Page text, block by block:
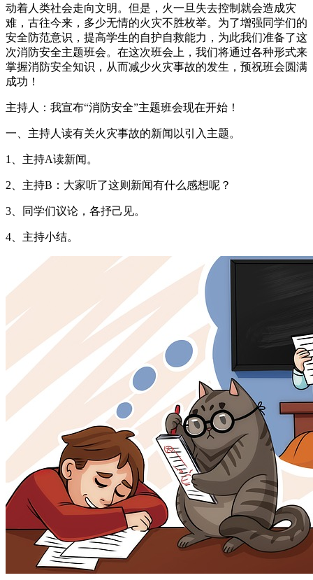
动着人类社会走向文明。但是，火一旦失去控制就会造成灾
难，古往今来，多少无情的火灾不胜枚举。为了增强同学们的
安全防范意识，提高学生的自护自救能力，为此我们准备了这
次消防安全主题班会。在这次班会上，我们将通过各种形式来
掌握消防安全知识，从而减少火灾事故的发生，预祝班会圆满
成功！
主持人：我宣布“消防安全”主题班会现在开始！
一、主持人读有关火灾事故的新闻以引入主题。
1、主持A读新闻。
2、主持B：大家听了这则新闻有什么感想呢？
3、同学们议论，各抒己见。
4、主持小结。